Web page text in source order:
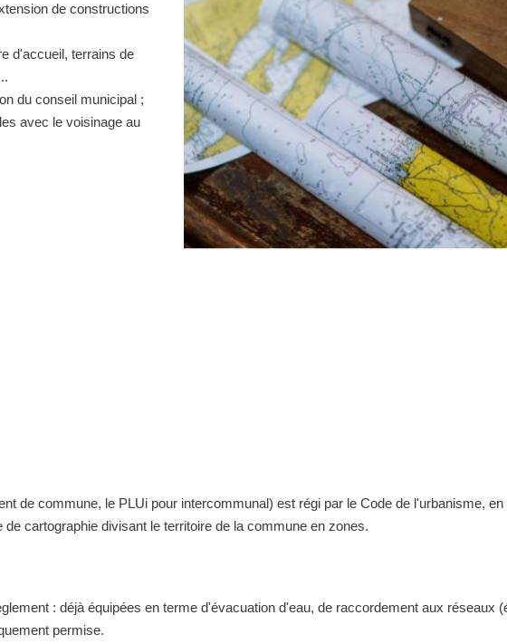
de constructions
d'accueil, terrains de
du conseil municipal ;
avec le voisinage au
de commune, le PLUi pour intercommunal) est régi par le Code de l'urbanisme,
cartographie divisant le territoire de la commune en zones.
: déjà équipées en terme d'évacuation d'eau, de raccordement aux réseaux
permise.